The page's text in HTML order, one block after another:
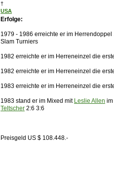
†
USA
Erfolge:
1979 - 1986 erreichte er im
Slam Turniers
1982 erreichte er im Herreneinzel die
1982 erreichte er im Herreneinzel die
1983 erreichte er im Herreneinzel die
1983 stand er im Mixed mit Leslie Allen
Teltscher 2:6 3:6
Preisgeld US $ 108.448.-